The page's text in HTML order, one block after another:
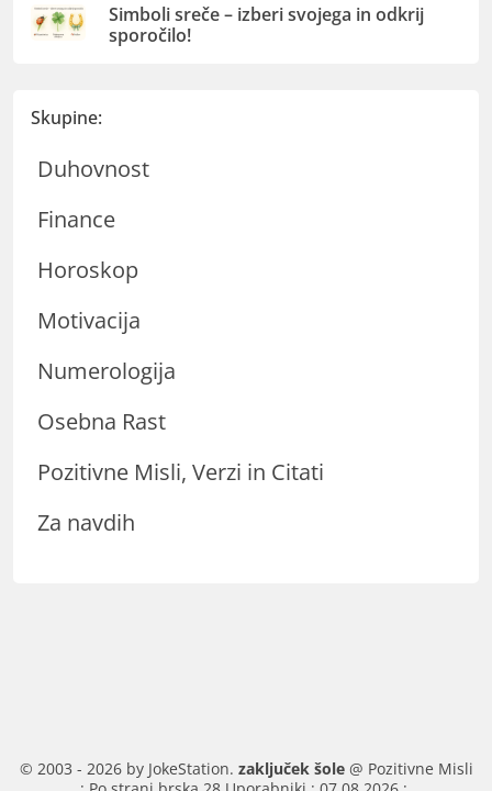
Simboli sreče – izberi svojega in odkrij
sporočilo!
Skupine:
Duhovnost
Finance
Horoskop
Motivacija
Numerologija
Osebna Rast
Pozitivne Misli, Verzi in Citati
Za navdih
© 2003 - 2026 by JokeStation. zaključek šole@ Pozitivne Misli